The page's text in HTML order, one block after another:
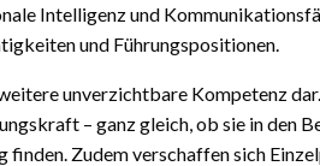
Intelligenz und
und Führungspositionen.
unverzichtbare Kompetenz
– ganz gleich, ob sie in den
finden. Zudem verschaffen sich